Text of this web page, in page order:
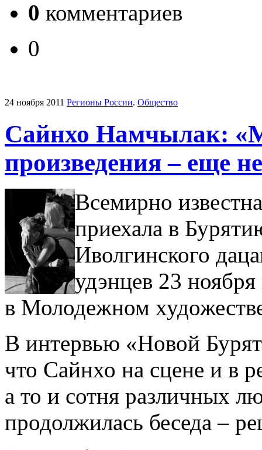
0 комментариев
0
24 ноября 2011 Регионы России. Общество
Сайнхо Намчылак:
произведения – еще
Всемирно
приехала в
Иволгинского
удэнцев 23
в Молодежном
В интервью «Новой
что Сайнхо на сцене и в
а то и сотня различных
продолжилась беседа –